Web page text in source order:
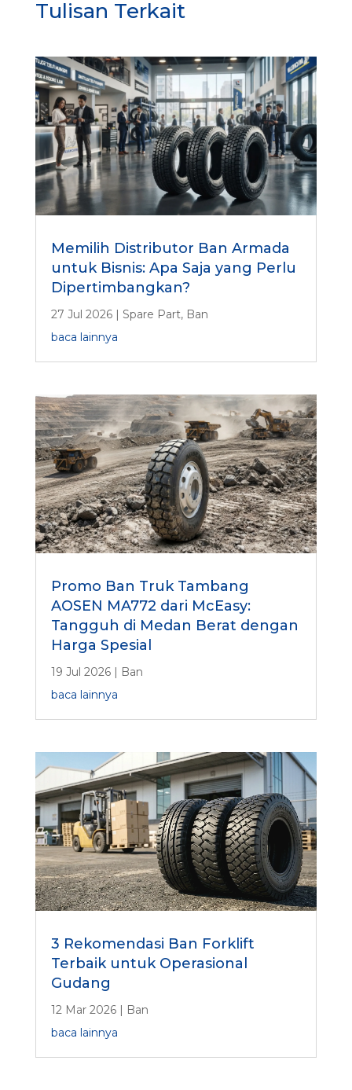
Tulisan Terkait
Memilih Distributor Ban Armada
untuk Bisnis: Apa Saja yang Perlu
Dipertimbangkan?
27 Jul 2026| Spare Part, Ban
baca lainnya
Promo Ban Truk Tambang
AOSEN MA772 dari McEasy:
Tangguh di Medan Berat dengan
Harga Spesial
19 Jul 2026| Ban
baca lainnya
3 Rekomendasi Ban Forklift
Terbaik untuk Operasional
Gudang
12 Mar 2026| Ban
baca lainnya